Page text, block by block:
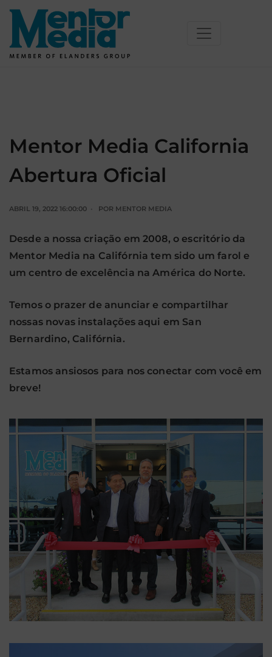
Skip
content
Mentor Media California
Abertura Oficial
ABRIL 19, 2022 16:00:00 POR MENTOR MEDIA
Desde a nossa criação em 2008, o escritório da
Mentor Media na Califórnia tem sido um farol e
um centro de excelência na América do Norte.
Temos o prazer de anunciar e compartilhar
nossas novas instalações aqui em San
Bernardino, Califórnia.
Estamos ansiosos para nos conectar com você em
breve!